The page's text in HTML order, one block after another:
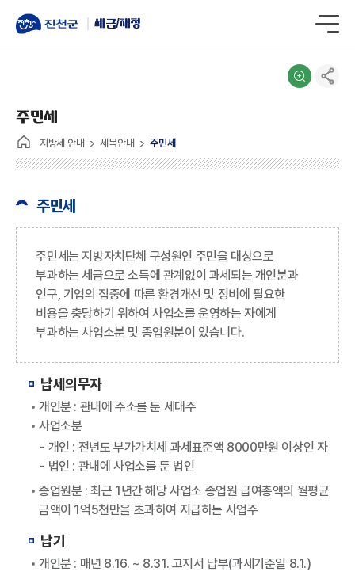
세금/재정
지방세 안내 세목안내 주민세
주민세
주민세
주민세는 지방자치단체 구성원인 주민을 대상으로
부과하는 세금으로 소득에 관계없이 과세되는 개인분과
인구, 기업의 집중에 따른 환경개선 및 정비에 필요한
비용을 충당하기 위하여 사업소를 운영하는 자에게
부과하는 사업소분 및 종업원분이 있습니다.
납세의무자
개인분 : 관내에 주소를 둔 세대주
사업소분
개인 : 전년도 부가가치세 과세표준액 8000만원 이상인 자
법인 : 관내에 사업소를 둔 법인
종업원분 : 최근 1년간 해당 사업소 종업원 급여총액의 월평균
금액이 1억5천만을 초과하여 지급하는 사업주
납기
개인분 : 매년 8.16. ~ 8.31. 고지서 납부(과세기준일 8.1.)